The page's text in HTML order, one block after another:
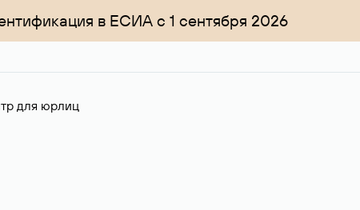
в ЕСИА с 1 сентября 2026
для юрлиц